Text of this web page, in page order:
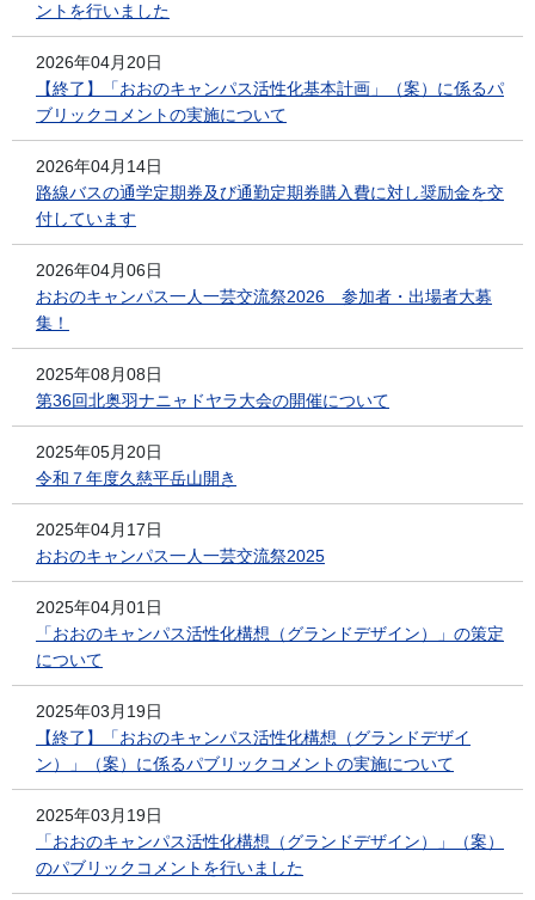
ントを行いました
2026年04月20日
【終了】「おおのキャンパス活性化基本計画」（案）に係るパ
ブリックコメントの実施について
2026年04月14日
路線バスの通学定期券及び通勤定期券購入費に対し奨励金を交
付しています
2026年04月06日
おおのキャンパス一人一芸交流祭2026 参加者・出場者大募
集！
2025年08月08日
第36回北奥羽ナニャドヤラ大会の開催について
2025年05月20日
令和７年度久慈平岳山開き
2025年04月17日
おおのキャンパス一人一芸交流祭2025
2025年04月01日
「おおのキャンパス活性化構想（グランドデザイン）」の策定
について
2025年03月19日
【終了】「おおのキャンパス活性化構想（グランドデザイ
ン）」（案）に係るパブリックコメントの実施について
2025年03月19日
「おおのキャンパス活性化構想（グランドデザイン）」（案）
のパブリックコメントを行いました